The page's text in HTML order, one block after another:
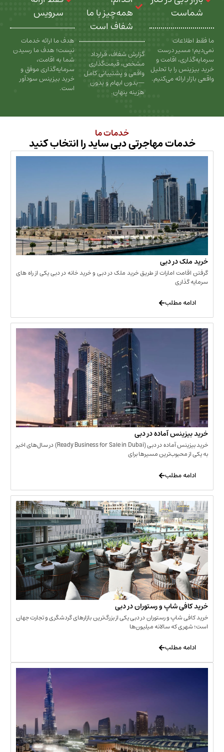
درست
اقامت و
با تحلیل
می‌کنیم.
همه‌چیز با ما
شفاف است
گزارش شفاف، قرارداد
مشخص، قیمت‌گذاری
واقعی و پشتیبانی کامل
—بدون ابهام و بدون
سرویس
هدف ما ارائه خدمات
نیست؛ هدف ما رسیدن
شما به اقامت،
سرمایه‌گذاری موفق و
خرید بیزینس سودآور
است.
مهاجرتی دبی ساید را انتخاب کنید
در دبی
امارات از طریق خرید ملک در دبی و خرید خانه در دبی یکی از راه های
آماده در دبی
خرید بیزینس آماده در دبی (Ready Business for Sale in Dubai) در سال‌های اخیر
مسیرها برای
شاپ و رستوران در دبی
و رستوران در دبی یکی از بزرگ‌ترین بازارهای گردشگری و تجارت جهان
سالانه میلیون‌ها